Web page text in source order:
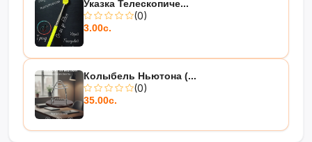
Указка Телескопиче...
(0)
3.00с.
Колыбель Ньютона (...
(0)
35.00с.